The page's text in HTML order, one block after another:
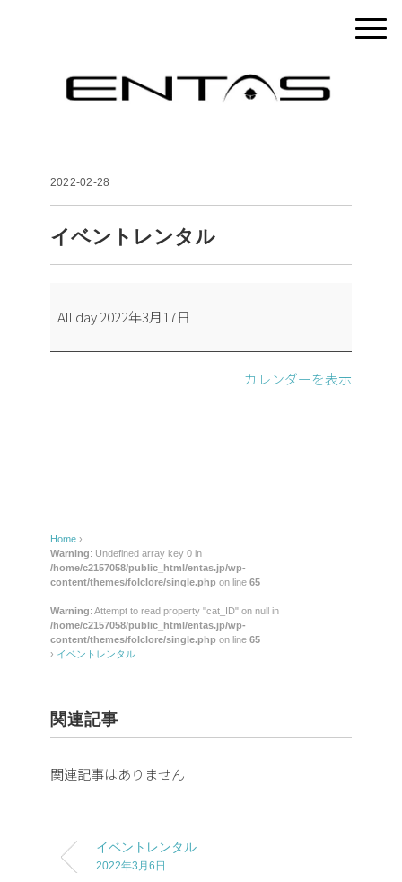
2022-02-28
イベントレンタル
ベ
ン
All day2022年3月17日
カレンダーを表示
Home ›
Warning: Undefined array key 0 in
/home/c2157058/public_html/entas.jp/wp-
content/themes/folclore/single.php on line 65
Warning: Attempt to read property "cat_ID" on null in
/home/c2157058/public_html/entas.jp/wp-
content/themes/folclore/single.php on line 65
› イベントレンタル
関連記事
関連記事はありません
イベントレンタル
2022年3月6日